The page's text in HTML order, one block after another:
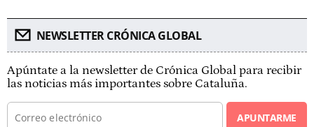
NEWSLETTER CRÓNICA GLOBAL
Apúntate a la newsletter de Crónica Global para recibir
las noticias más importantes sobre Cataluña.
APUNTARME